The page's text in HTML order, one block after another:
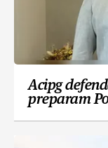
Acipg
preparam